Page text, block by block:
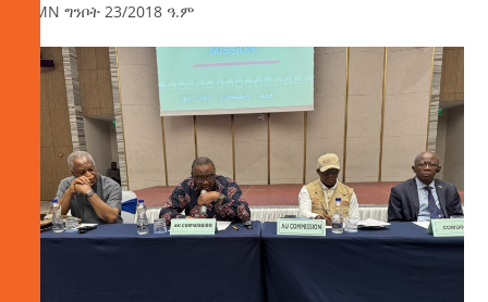
AMN ግንቦት 23/2018 ዓ.ም